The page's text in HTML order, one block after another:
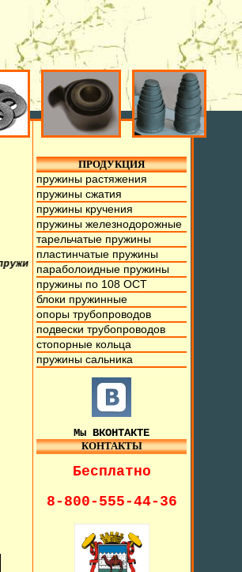
от 0,1мм. до 70мм.,
ПРОДУКЦИЯ
пружины растяжения
пружины сжатия
пружины кручения
пружины железнодорожные
тарельчатые пружины
пластинчатые пружины
параболоидные пружины
пружины по 108 ОСТ
блоки пружинные
опоры трубопроводов
подвески трубопроводов
стопорные кольца
пружины сальника
Мы ВКОНТАКТЕ
КОНТАКТЫ
Бесплатно
8-800-555-44-36